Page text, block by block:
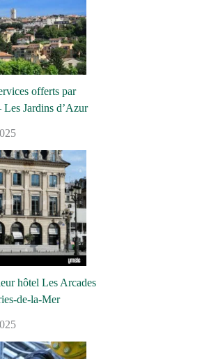
offerts par
Jardins d’Azur
hôtel Les Arcades
de-la-Mer